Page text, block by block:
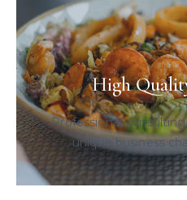
High
Professional
unique business